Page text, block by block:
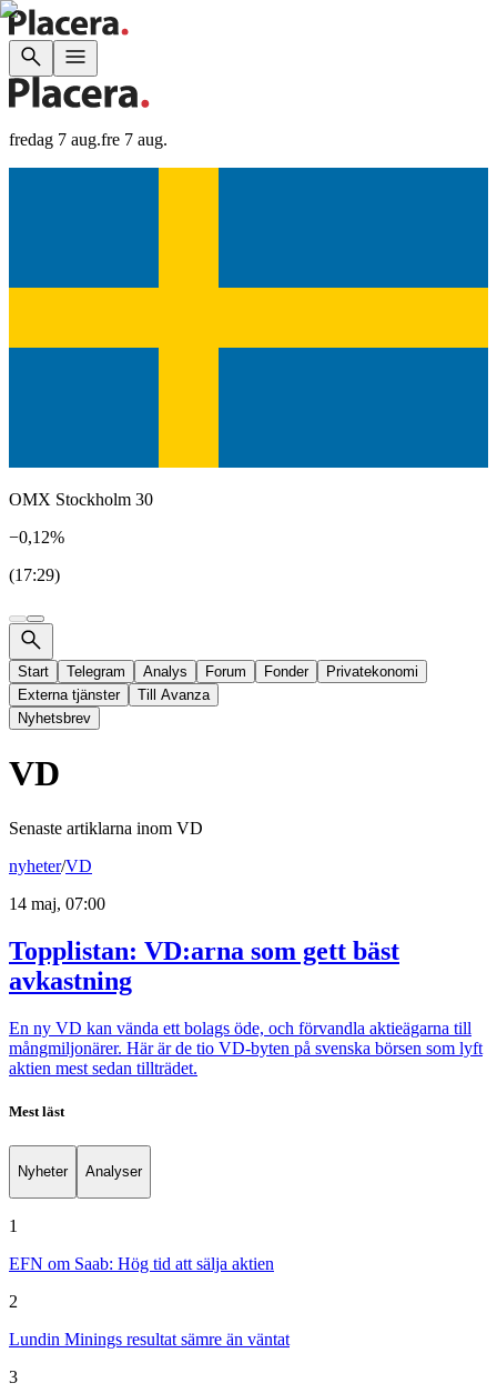
fredag 7 aug.fre 7 aug.
OMX Stockholm 30
−0,12%
(17:29)
Start Telegram Analys Forum Fonder
Privatekonomi
Externa tjänster
Till Avanza
Nyhetsbrev
VD
Senaste artiklarna inom VD
nyheter/VD
14 maj, 07:00
Topplistan: VD:arna som gett bäst
avkastning
En ny VD kan vända ett bolags öde, och förvandla aktieägarna till
mångmiljonärer. Här är de tio VD-byten på svenska börsen som lyft
aktien mest sedan tillträdet.
Mest läst
Nyheter Analyser
1
EFN om Saab: Hög tid att sälja aktien
2
Lundin Minings resultat sämre än väntat
3